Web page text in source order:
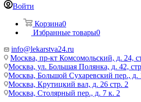
Войти
Корзина0
Избранные товары0
info@lekarstva24.ru
Москва, пр-кт Комсомольский, д. 24,
Москва, ул. Большая Полянка, д. 42,
Москва, Большой Сухаревский пер., д.
Москва, Крутицкий вал, д. 26 стр. 2
Москва, Столярный пер., д. 7 к. 2